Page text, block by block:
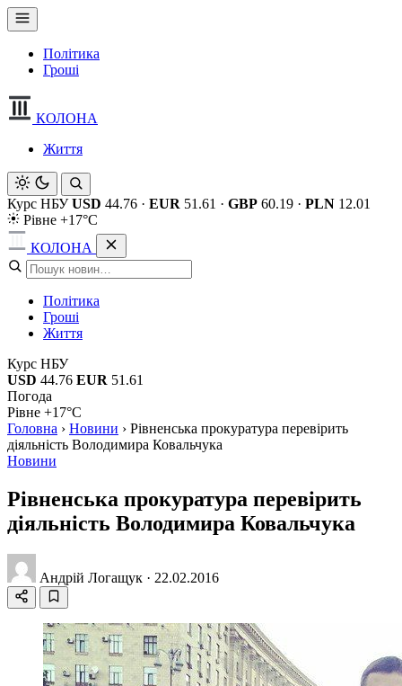
Політика
Гроші
КОЛОНА
Життя
Курс НБУ USD 44.76 · EUR 51.61 · GBP 60.19 · PLN 12.01
Рівне +17°C
КОЛОНА
Політика
Гроші
Життя
Курс НБУ
USD 44.76 EUR 51.61
Погода
Рівне +17°C
Головна › Новини › Рівненська прокуратура перевірить
діяльність Володимира Ковальчука
Новини
Рівненська прокуратура перевірить
діяльність Володимира Ковальчука
Андрій Логащук · 22.02.2016